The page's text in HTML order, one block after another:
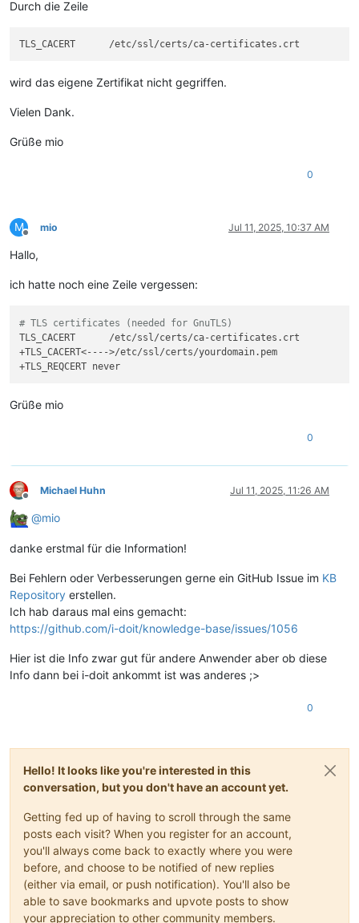
Durch die Zeile
wird das eigene Zertifikat nicht gegriffen.
Vielen Dank.
Grüße mio
0
M
Offline
mio Jul 11, 2025, 10:37 AM
Hallo,
ich hatte noch eine Zeile vergessen:
# TLS certificates (needed for GnuTLS)
TLS_CACERT      /etc/ssl/certs/ca-certificates.crt
+TLS_CACERT<---->/etc/ssl/certs/yourdomain.pem
Grüße mio
0
Offline
Michael Huhn Jul 11, 2025, 11:26 AM
@mio
danke erstmal für die Information!
Bei Fehlern oder Verbesserungen gerne ein GitHub Issue im KB
Repository erstellen.
Ich hab daraus mal eins gemacht:
https://github.com/i-doit/knowledge-base/issues/1056
Hier ist die Info zwar gut für andere Anwender aber ob diese
Info dann bei i-doit ankommt ist was anderes ;>
0
Hello! It looks like you're interested in this
conversation, but you don't have an account yet.
Getting fed up of having to scroll through the same
posts each visit? When you register for an account,
you'll always come back to exactly where you were
before, and choose to be notified of new replies
(either via email, or push notification). You'll also be
able to save bookmarks and upvote posts to show
your appreciation to other community members.